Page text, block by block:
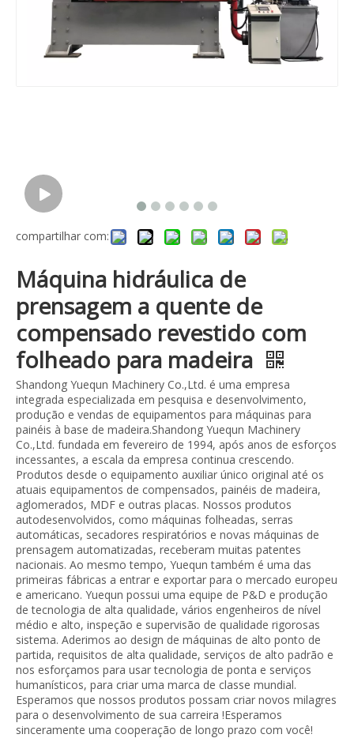
compartilhar com:
Máquina hidráulica de
prensagem a quente de
compensado revestido com
folheado para madeira
Shandong Yuequn Machinery Co.,Ltd. é uma empresa
integrada especializada em pesquisa e desenvolvimento,
produção e vendas de equipamentos para máquinas para
painéis à base de madeira.Shandong Yuequn Machinery
Co.,Ltd. fundada em fevereiro de 1994, após anos de esforços
incessantes, a escala da empresa continua crescendo.
Produtos desde o equipamento auxiliar único original até os
atuais equipamentos de compensados, painéis de madeira,
aglomerados, MDF e outras placas. Nossos produtos
autodesenvolvidos, como máquinas folheadas, serras
automáticas, secadores respiratórios e novas máquinas de
prensagem automatizadas, receberam muitas patentes
nacionais. Ao mesmo tempo, Yuequn também é uma das
primeiras fábricas a entrar e exportar para o mercado europeu
e americano. Yuequn possui uma equipe de P&D e produção
de tecnologia de alta qualidade, vários engenheiros de nível
médio e alto, inspeção e supervisão de qualidade rigorosas
sistema. Aderimos ao design de máquinas de alto ponto de
partida, requisitos de alta qualidade, serviços de alto padrão e
nos esforçamos para usar tecnologia de ponta e serviços
humanísticos, para criar uma marca de classe mundial.
Esperamos que nossos produtos possam criar novos milagres
para o desenvolvimento de sua carreira !Esperamos
sinceramente uma cooperação de longo prazo com você!